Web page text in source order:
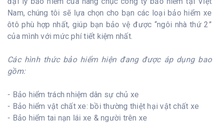
Nam, chúng tôi sẽ lựa chọn cho bạn các loại bảo hiểm xe
ôtô phù hợp nhất, giúp bạn bảo vệ được “ngôi nhà thứ 2”
của mình với mức phí tiết kiệm nhất.
Các hình thức bảo hiểm hiện đang được áp dụng bao
gồm:
- Bảo hiểm trách nhiệm dân sự chủ xe
- Bảo hiểm vật chất xe: bồi thường thiệt hại vật chất xe
- Bảo hiểm tai nạn lái xe & người trên xe